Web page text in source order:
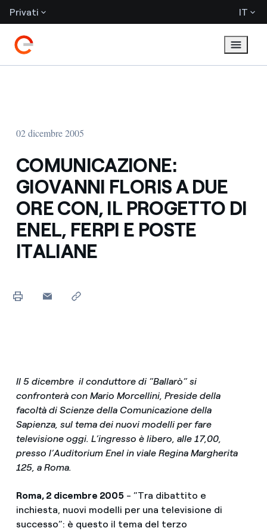
Privati IT
02 dicembre 2005
COMUNICAZIONE:
GIOVANNI FLORIS A DUE
ORE CON, IL PROGETTO DI
ENEL, FERPI E POSTE
ITALIANE
Il 5 dicembre il conduttore di ”Ballarò” si
confronterà con Mario Morcellini, Preside della
facoltà di Scienze della Comunicazione della
Sapienza, sul tema dei nuovi modelli per fare
televisione oggi. L’ingresso è libero, alle 17,00,
presso l’Auditorium Enel in viale Regina Margherita
125, a Roma.
Roma, 2 dicembre 2005 - ”Tra dibattito e
inchiesta, nuovi modelli per una televisione di
successo”: è questo il tema del terzo